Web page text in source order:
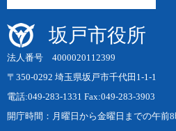
坂戸市役所
法人番号 4000020112399
〒350-0292 埼玉県坂戸市千代田1-1-1
電話:049-283-1331 Fax:049-283-3903
開庁時間：月曜日から金曜日までの午前